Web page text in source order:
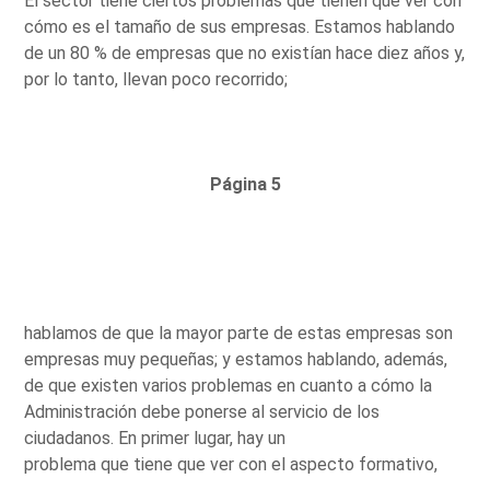
cómo es el tamaño de sus empresas. Estamos hablando
de un 80 % de empresas que no existían hace diez años y,
por lo tanto, llevan poco recorrido;
Página 5
hablamos de que la mayor parte de estas empresas son
empresas muy pequeñas; y estamos hablando, además,
de que existen varios problemas en cuanto a cómo la
Administración debe ponerse al servicio de los
ciudadanos. En primer lugar, hay un
problema que tiene que ver con el aspecto formativo,